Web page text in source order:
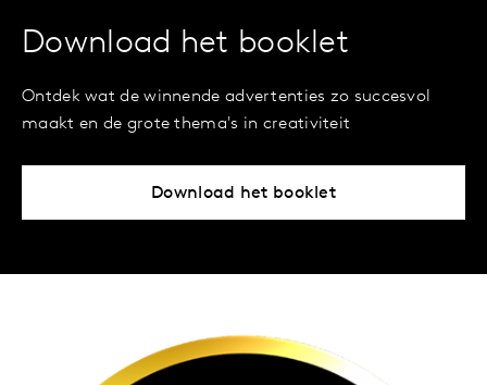
Download het booklet
Ontdek wat de winnende advertenties zo succesvol
maakt en de grote thema's in creativiteit
Download het booklet